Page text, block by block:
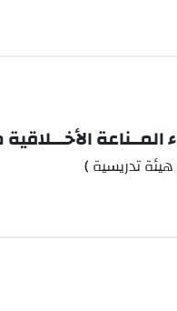
المــناعة
تدريسية )